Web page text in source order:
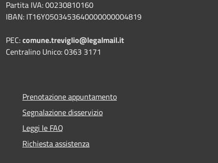
Partita IVA: 00230810160
IBAN: IT16Y0503453640000000004819
PEC:comune.treviglio@legalmail.it
Centralino Unico: 0363 3171
Prenotazione appuntamento
Segnalazione disservizio
Leggi le FAQ
Richiesta assistenza